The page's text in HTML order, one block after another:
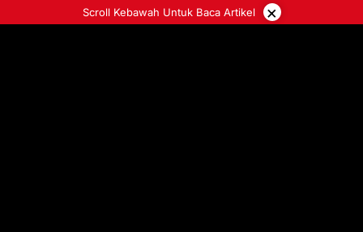
ke
Scroll Kebawah Untuk Baca Artikel ×